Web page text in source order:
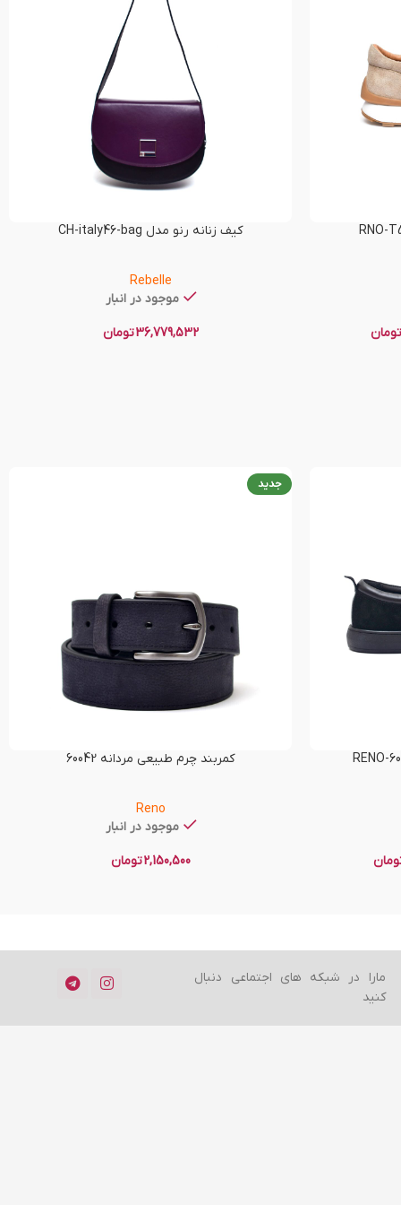
تومان
کیف زنانه رنو مدل CH-italy46-bag
Rebelle
موجود در انبار
36,779,532تومان
جدید
کمربند چرم طبیعی مردانه 60042
Reno
موجود در انبار
2,150,500تومان
مارا در شبکه های اجتماعی دنبال
کنید